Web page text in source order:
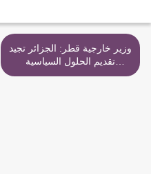
وزير خارجية قطر: الجزائر تجيد
تقديم الحلول السياسية
السلمية في منطقتنا >